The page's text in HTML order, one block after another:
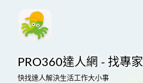
PRO360達人網 - 找專家
快找達人解決生活工作大小事